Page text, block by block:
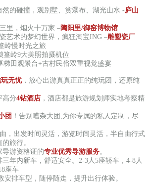
然的碰撞，观别墅、赏瀑布、湖光山水 -庐山
火十万家 –陶阳里/御窑博物馆
幻世界，疯狂淘宝ING –雕塑瓷厂
光之旅
美照拍摄机位
+古村民俗双重视觉盛宴
无忧，放心出游真真正正的纯玩团，还原纯
高分4钻酒店 ，酒店都是旅游规划师实地考察精
团 ！告别嘈杂大团,为你专属的私人定制，尽
间灵活，游览时间灵活，半自由行式
旅行。
导游资格证的专业优秀导游服务。
三年内新车，舒适安全。2-3人5座轿车，4-8人
座车
，随停随走，提升出行体验。